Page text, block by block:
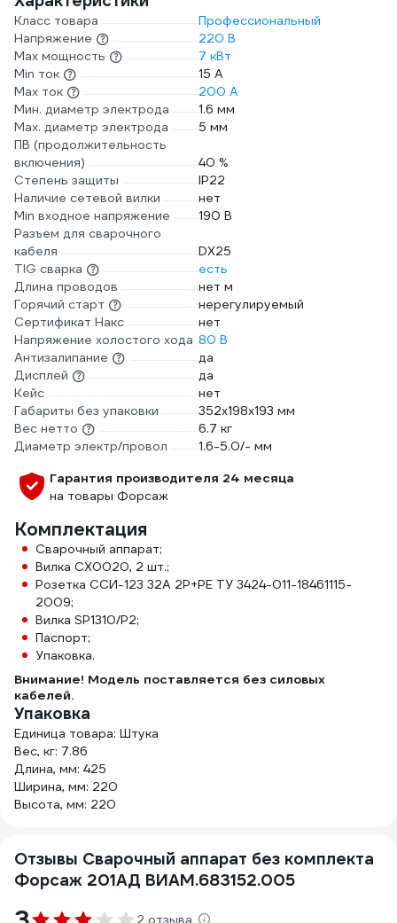
Класс товара
Профессиональный
Напряжение
220 В
Max мощность
7 кВт
Min ток
15 А
Max ток
200 А
Мин. диаметр электрода
1.6 мм
Мах. диаметр электрода
5 мм
ПВ (продолжительность
включения)
40 %
Степень защиты
IP22
Наличие сетевой вилки
нет
Min входное напряжение
190 В
Разъем для сварочного
кабеля
DX25
TIG сварка
есть
Длина проводов
нет м
Горячий старт
нерегулируемый
Сертификат Накс
нет
Напряжение холостого хода 80 В
Антизалипание
да
Дисплей
да
Кейс
нет
Габариты без упаковки
352х198х193 мм
Вес нетто
6.7 кг
Диаметр электр/провол
1.6-5.0/- мм
Гарантия производителя 24 месяца
на товары Форсаж
Комплектация
Сварочный аппарат;
Вилка СХ0020, 2 шт.;
Розетка ССИ-123 32A 2P+PE ТУ 3424-011-18461115-
2009;
Вилка SP1310/P2;
Паспорт;
Упаковка.
Внимание! Модель поставляется без силовых
кабелей.
Упаковка
Единица товара: Штука
Вес, кг: 7.86
Длина, мм: 425
Ширина, мм: 220
Высота, мм: 220
Отзывы Сварочный аппарат без комплекта
Форсаж 201АД ВИАМ.683152.005
2 отзыва